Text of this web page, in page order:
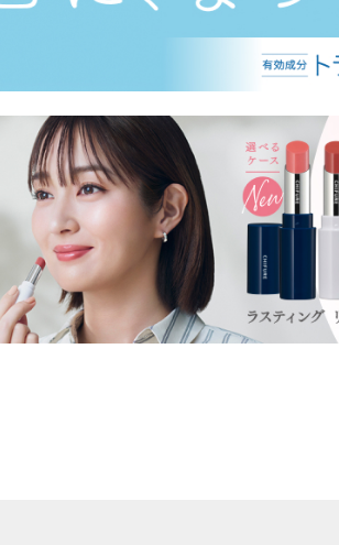
そして、未来のくらしのために、環境も守
、化粧品を作り始めたときからこうした姿
、一日をていねいに支え、楽しく豊かなくら
までも、これからも、満足することなく、よ
そんな存在であり続けます。